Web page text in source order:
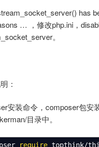
has
… ，修改php.ini，
。
：
安装命令，composer包安
目录中。
require topthink/